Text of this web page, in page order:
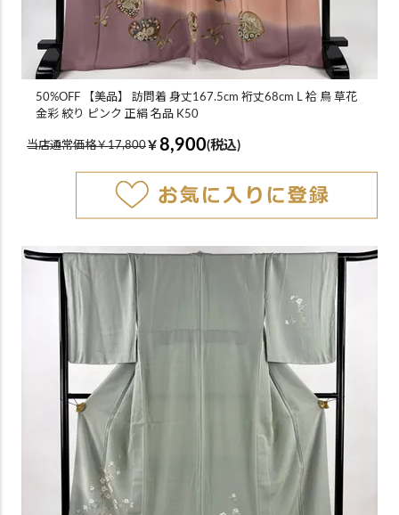
50%OFF 【美品】 訪問着 身丈167.5cm 裄丈68cm L 袷 鳥 草花
金彩 絞り ピンク 正絹 名品 K50
当店通常価格￥17,800￥ 8,900(税込)